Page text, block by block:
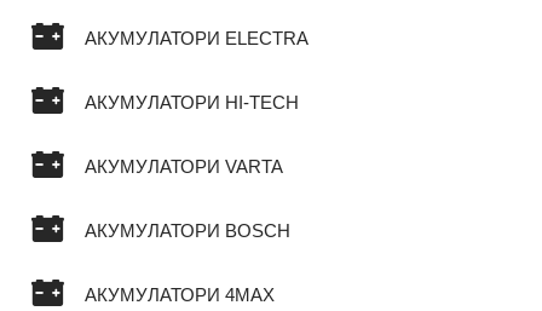
АКУМУЛАТОРИ ELECTRA
АКУМУЛАТОРИ HI-TECH
АКУМУЛАТОРИ VARTA
АКУМУЛАТОРИ BOSCH
АКУМУЛАТОРИ 4MAX